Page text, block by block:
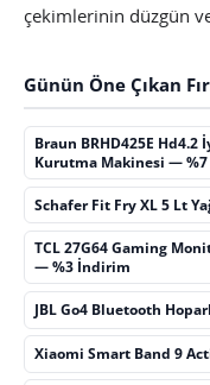
çekimlerinin düzgün
Günün Öne Çıkan
Braun BRHD425E
Kurutma Makinesi —
Schafer Fit Fry XL 5 Lt
TCL 27G64 Gaming
— %3 İndirim
JBL Go4 Bluetooth
Xiaomi Smart Band 9